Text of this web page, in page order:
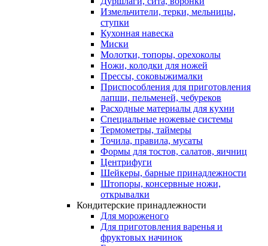
Измельчители, терки, мельницы,
ступки
Кухонная навеска
Миски
Молотки, топоры, орехоколы
Ножи, колодки для ножей
Прессы, соковыжималки
Приспособления для приготовления
лапши, пельменей, чебуреков
Расходные материалы для кухни
Специальные ножевые системы
Термометры, таймеры
Точила, правила, мусаты
Формы для тостов, салатов, яичниц
Центрифуги
Шейкеры, барные принадлежности
Штопоры, консервные ножи,
открывалки
Кондитерские принадлежности
Для мороженого
Для приготовления варенья и
фруктовых начинок